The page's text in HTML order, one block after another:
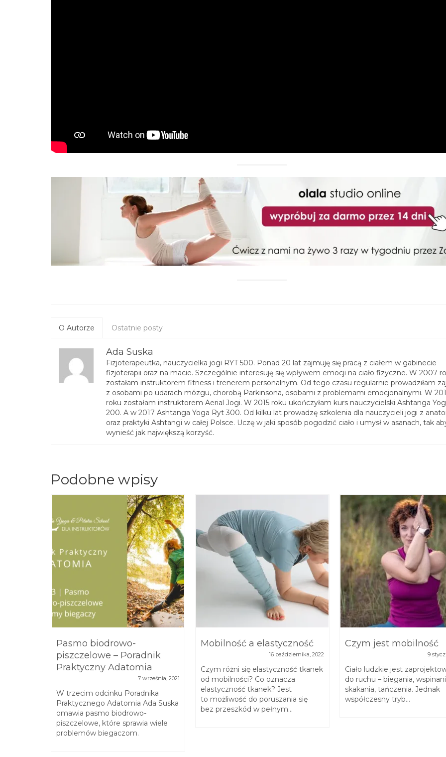
O Autorze Ostatnie posty
Ada Suska
Fizjoterapeutka, nauczycielka jogi RYT 500. Ponad 20 lat zajmuję się pracą z ciałem w gabinecie
fizjoterapii oraz na macie. Szczególnie interesuję się wpływem emocji na ciało fizyczne. W 2007
zostałam instruktorem fitness i trenerem personalnym. Od tego czasu regularnie prowadziłam
z osobami po udarach mózgu, chorobą Parkinsona, osobami z problemami emocjonalnymi. W
roku zostałam instruktorem Aerial Jogi. W 2015 roku ukończyłam kurs nauczycielski Ashtanga
200. A w 2017 Ashtanga Yoga Ryt 300. Od kilku lat prowadzę szkolenia dla nauczycieli jogi z
oraz praktyki Ashtangi w całej Polsce. Uczę w jaki sposób pogodzić ciało i umysł w asanach, tak
wynieść jak największą korzyść.
Podobne wpisy
Pasmo biodrowo-
piszczelowe – Poradnik
Praktyczny Adatomia
7 września, 2021
W trzecim odcinku Poradnika
Praktycznego Adatomia Ada Suska
omawia pasmo biodrowo-
piszczelowe, które sprawia wiele
problemów biegaczom.
Mobilność a elastyczność
16 października, 2022
Czym różni się elastyczność tkanek
od mobilności? Co oznacza
elastyczność tkanek? Jest
to możliwość do poruszania się
bez przeszkód w pełnym...
Czym jest mobilność
9
Ciało ludzkie jest
do ruchu – biegania,
skakania, tańczenia. Jednak
współczesny tryb...